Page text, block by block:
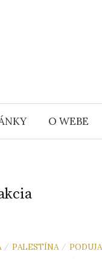
O WEBE
/ PALESTÍNA /